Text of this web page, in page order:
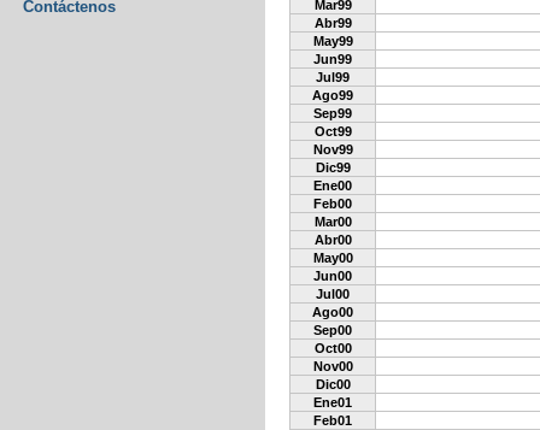
Contáctenos
Mar99
Abr99
May99
Jun99
Jul99
Ago99
Sep99
Oct99
Nov99
Dic99
Ene00
Feb00
Mar00
Abr00
May00
Jun00
Jul00
Ago00
Sep00
Oct00
Nov00
Dic00
Ene01
Feb01